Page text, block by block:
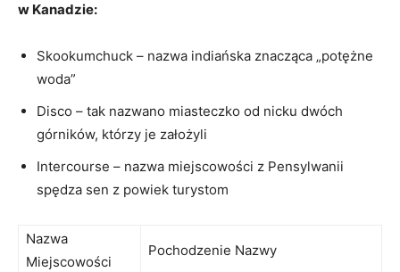
w Kanadzie:
Skookumchuck – nazwa indiańska znacząca „potężne
woda”
Disco – tak nazwano miasteczko od nicku‍ dwóch ​
górników, którzy je założyli
Intercourse ‌– nazwa miejscowości z Pensylwanii
spędza sen z powiek turystom
Nazwa
⁣Miejscowości
Pochodzenie Nazwy